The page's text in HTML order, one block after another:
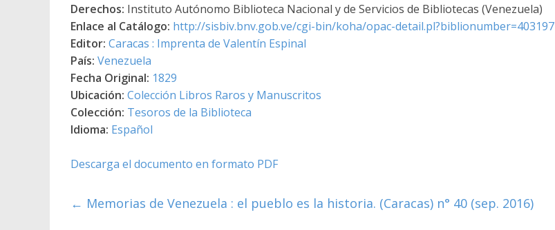
Derechos: Instituto Autónomo Biblioteca Nacional y de Servicios de Bibliotecas (Venezuela)
Enlace al Catálogo: http://sisbiv.bnv.gob.ve/cgi-bin/koha/opac-detail.pl?biblionumber=403197
Editor: Caracas : Imprenta de Valentín Espinal
País: Venezuela
Fecha Original: 1829
Ubicación: Colección Libros Raros y Manuscritos
Colección: Tesoros de la Biblioteca
Idioma: Español
Descarga el documento en formato PDF
← Memorias de Venezuela : el pueblo es la historia. (Caracas) n° 40 (sep. 2016)